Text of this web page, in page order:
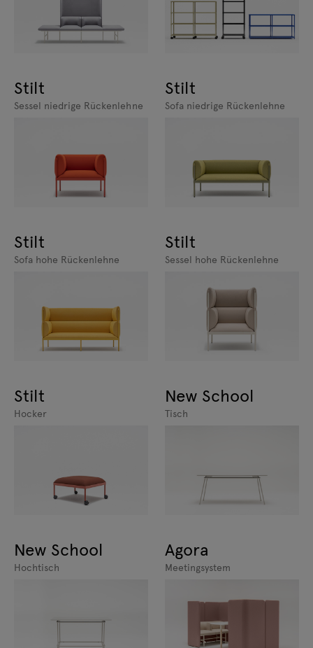
Stilt
Sessel niedrige Rückenlehne
Stilt
Sofa niedrige Rückenlehne
Stilt
Sofa hohe Rückenlehne
Stilt
Sessel hohe Rückenlehne
Stilt
Hocker
New School
Tisch
New School
Hochtisch
Agora
Meetingsystem